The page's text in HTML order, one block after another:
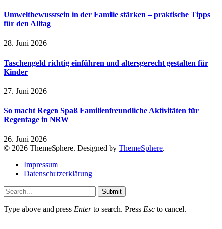
Umweltbewusstsein in der Familie stärken – praktische Tipps
für den Alltag
28. Juni 2026
Taschengeld richtig einführen und altersgerecht gestalten für
Kinder
27. Juni 2026
So macht Regen Spaß Familienfreundliche Aktivitäten für
Regentage in NRW
26. Juni 2026
© 2026 ThemeSphere. Designed by ThemeSphere.
Impressum
Datenschutzerklärung
Submit
Type above and press Enterto search. Press Esc to cancel.